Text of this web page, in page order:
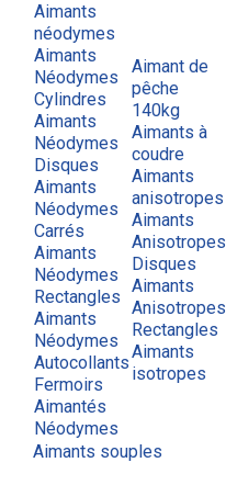
Aimants
néodymes
Aimants
Néodymes
Cylindres
Aimants
Néodymes
Disques
Aimants
Néodymes
Carrés
Aimants
Néodymes
Rectangles
Aimants
Néodymes
Autocollants
Fermoirs
Aimantés
Néodymes
Aimant de
pêche
140kg
Aimants à
coudre
Aimants
anisotropes
Aimants
Anisotropes
Disques
Aimants
Anisotropes
Rectangles
Aimants
isotropes
Aimants souples